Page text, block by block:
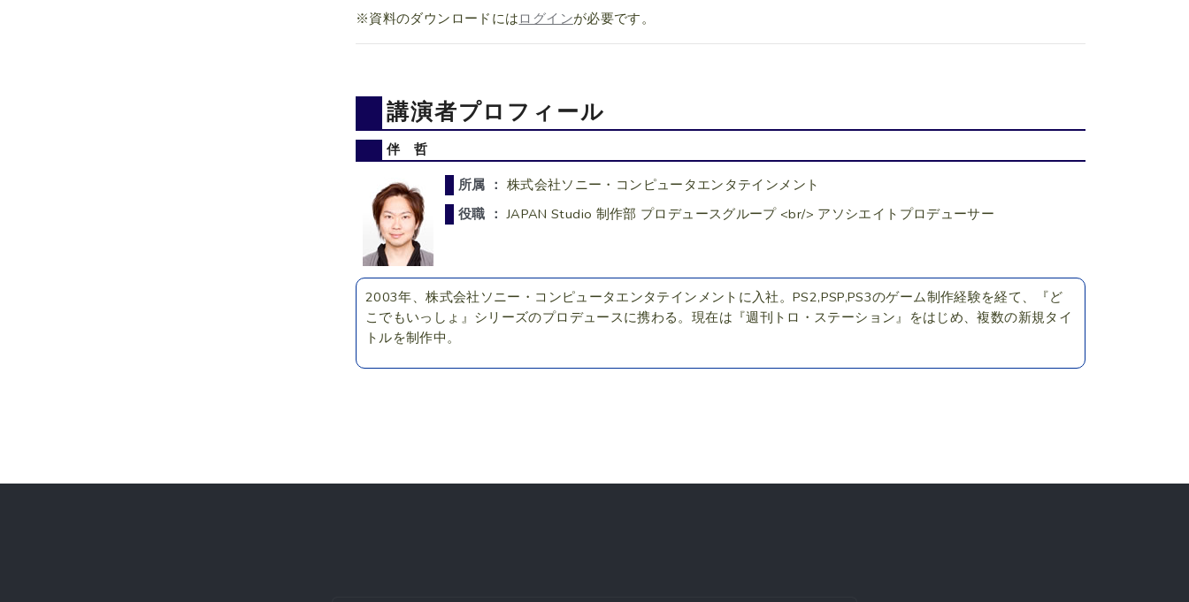
※資料のダウンロードには ログインが必要です。
講演者プロフィール
伴 哲
所属 ： 株式会社ソニー・コンピュータエンタテインメント
役職 ：JAPAN Studio 制作部 プロデュースグループ <br/> アソシエイトプロデューサー
2003年、株式会社ソニー・コンピュータエンタテインメントに入社。PS2,PSP,PS3のゲーム制作経験を経て、『ど
こでもいっしょ』シリーズのプロデュースに携わる。現在は『週刊トロ・ステーション』をはじめ、複数の新規タイ
トルを制作中。